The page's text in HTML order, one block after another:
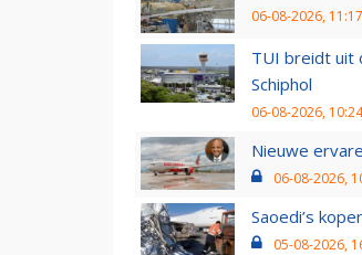
06-08-2026, 11:17
TUI breidt uit
Schiphol
06-08-2026, 10:24
Nieuwe
06-08-2026,
Saoedi’s
05-08-2026,